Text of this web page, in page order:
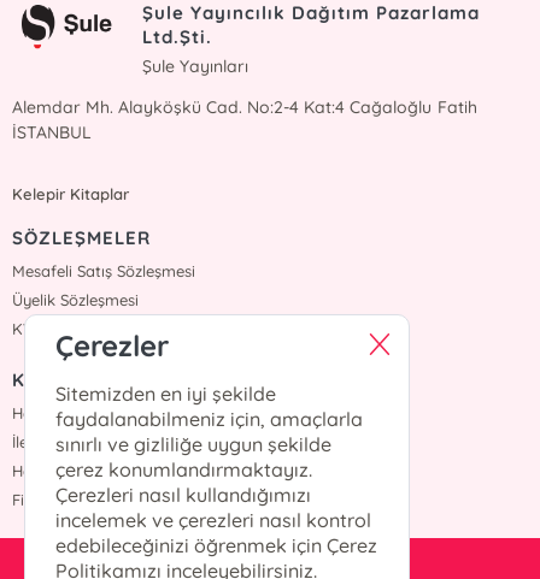
Şule Yayıncılık Dağıtım Pazarlama
Ltd.Şti.
Şule Yayınları
Alemdar Mh. Alayköşkü Cad. No:2-4 Kat:4 Cağaloğlu Fatih
İSTANBUL
Kelepir Kitaplar
SÖZLEŞMELER
Mesafeli Satış Sözleşmesi
Üyelik Sözleşmesi
KVKK Sözleşmesi
KURUMSAL
Hakkımızda
İletişim
Haberler
Fiyat Listesi
satis@suleyayinlari.com
Çerezler
Sitemizden en iyi şekilde
faydalanabilmeniz için, amaçlarla
sınırlı ve gizliliğe uygun şekilde
çerez konumlandırmaktayız.
Çerezleri nasıl kullandığımızı
incelemek ve çerezleri nasıl kontrol
edebileceğinizi öğrenmek için Çerez
Politikamızı inceleyebilirsiniz.